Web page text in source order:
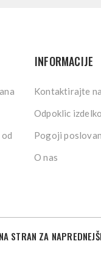
INFORMACIJE
Kontaktirajte
Odpoklic
Pogoji
O nas
STRAN ZA